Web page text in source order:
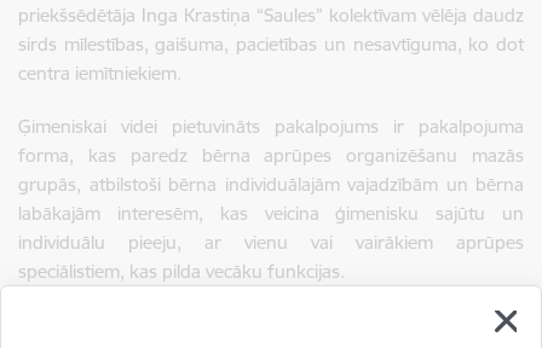
priekšsēdētāja Inga Krastiņa “Saules” kolektīvam vēlēja daudz
sirds mīlestības, gaišuma, pacietības un nesavtīguma, ko dot
centra iemītniekiem.
Ģimeniskai videi pietuvināts pakalpojums ir pakalpojuma
forma, kas paredz bērna aprūpes organizēšanu mazās
grupās, atbilstoši bērna individuālajām vajadzībām un bērna
labākajām interesēm, kas veicina ģimenisku sajūtu un
individuālu pieeju, ar vienu vai vairākiem aprūpes
speciālistiem, kas pilda vecāku funkcijas.